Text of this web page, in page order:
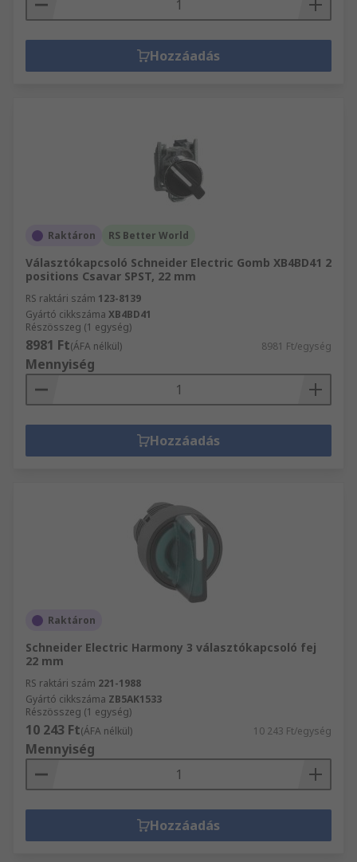
Hozzáadás
Raktáron RS Better World
Választókapcsoló Schneider Electric Gomb XB4BD41 2
positions Csavar SPST, 22 mm
RS raktári szám 123-8139
Gyártó cikkszáma XB4BD41
Részösszeg (1 egység)
8981 Ft(ÁFA nélkül) 8981 Ft/egység
Mennyiség
Hozzáadás
Raktáron
Schneider Electric Harmony 3 választókapcsoló fej
22 mm
RS raktári szám 221-1988
Gyártó cikkszáma ZB5AK1533
Részösszeg (1 egység)
10 243 Ft(ÁFA nélkül) 10 243 Ft/egység
Mennyiség
Hozzáadás